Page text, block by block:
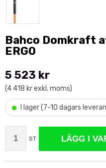
Bahco Domkraft
ERGO
5 523 kr
(4 418 kr exkl. moms)
• I lager (7-10 dagars
ST LÄGG I